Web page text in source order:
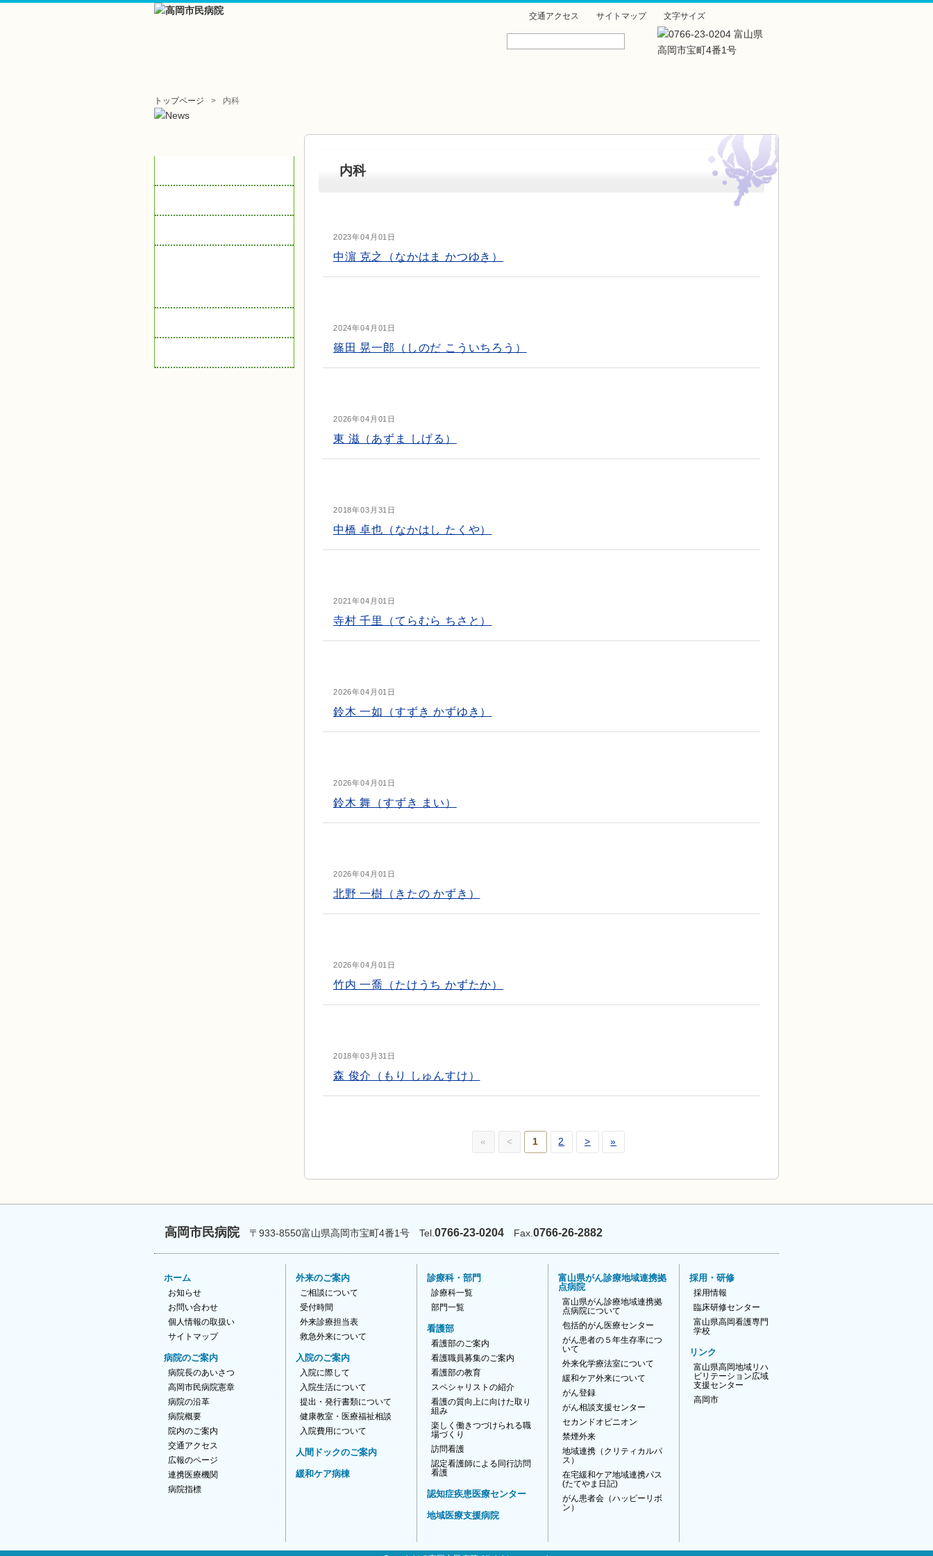
交通アクセス サイトマップ 文字サイズ
トップページ 内科
内科
2023年04月01日
中濵 克之（なかはま かつゆき）
2024年04月01日
篠田 晃一郎（しのだ こういちろう）
2026年04月01日
東 滋（あずま しげる）
2018年03月31日
中橋 卓也（なかはし たくや）
2021年04月01日
寺村 千里（てらむら ちさと）
2026年04月01日
鈴木 一如（すずき かずゆき）
2026年04月01日
鈴木 舞（すずき まい）
2026年04月01日
北野 一樹（きたの かずき）
2026年04月01日
竹内 一喬（たけうち かずたか）
2018年03月31日
森 俊介（もり しゅんすけ）
« < 1 2 > »
高岡市民病院〒933-8550富山県高岡市宝町4番1号 Tel. 0766-23-0204 Fax. 0766-26-2882
ホーム
お知らせ
お問い合わせ
個人情報の取扱い
サイトマップ
病院のご案内
病院長のあいさつ
高岡市民病院憲章
病院の沿革
病院概要
院内のご案内
交通アクセス
広報のページ
連携医療機関
病院指標
外来のご案内
ご相談について
受付時間
外来診療担当表
救急外来について
入院のご案内
入院に際して
入院生活について
提出・発行書類について
健康教室・医療福祉相談
入院費用について
人間ドックのご案内
緩和ケア病棟
診療科・部門
診療科一覧
部門一覧
看護部
看護部のご案内
看護職員募集のご案内
看護部の教育
スペシャリストの紹介
看護の質向上に向けた取り
組み
楽しく働きつづけられる職
場づくり
訪問看護
認定看護師による同行訪問
看護
認知症疾患医療センター
地域医療支援病院
富山県がん診療地域連携拠
点病院
富山県がん診療地域連携拠
点病院について
包括的がん医療センター
がん患者の５年生存率につ
いて
外来化学療法室について
緩和ケア外来について
がん登録
がん相談支援センター
セカンドオピニオン
禁煙外来
地域連携（クリティカルパ
ス）
在宅緩和ケア地域連携パス
(たてやま日記)
がん患者会（ハッピーリボ
ン）
採用・研修
採用情報
臨床研修センター
富山県高岡看護専門
学校
リンク
富山県高岡地域リハ
ビリテーション広域
支援センター
高岡市